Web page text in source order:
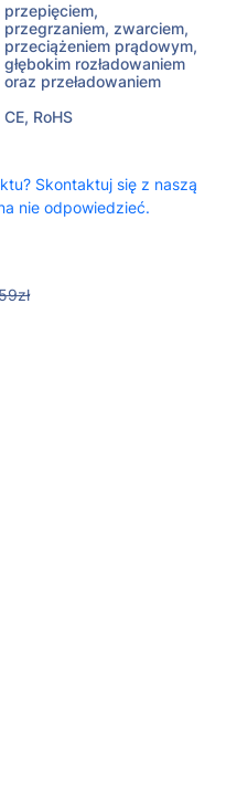
przepięciem,
przegrzaniem, zwarciem,
przeciążeniem prądowym,
głębokim rozładowaniem
oraz przeładowaniem
CE, RoHS
Skontaktuj się z naszą
nie odpowiedzieć.